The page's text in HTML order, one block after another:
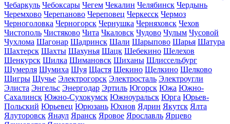
Чебаркуль Чебоксары Чегем Чекалин Челябинск Чердынь
Черемхово Черепаново Череповец Черкесск Чермоз
Черноголовка Черногорск Чернушка Черняховск Чехов
Чистополь Чистяково Чита Чкаловск Чудово Чулым Чусовой
Чухлома Шагонар Шадринск Шали Шарыпово Шарья Шатура
Шахтерск Шахты Шахунья Шацк Шебекино Шелехов
Шенкурск Шилка Шимановск Шиханы Шлиссельбург
Шумерля Шумиха Шуя Щастя Щекино Щелкино Щелково
Щигры Щучье Электрогорск Электросталь Электроугли
Элиста Энгельс Энергодар Эртиль Югорск Южа Южно-
Сахалинск Южно-Сухокумск Южноуральск Юрга Юрьев-
Польский Юрьевец Юрюзань Юхнов Ядрин Якутск Ялта
Ялуторовск Янаул Яранск Яровое Ярославль Ярцево